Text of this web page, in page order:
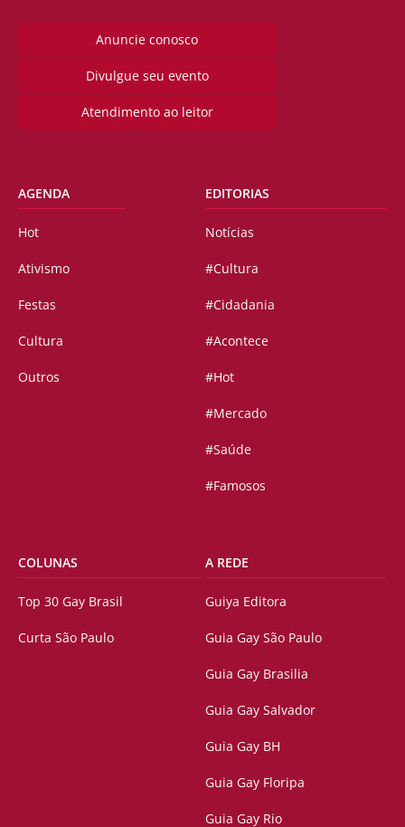
Anuncie conosco
Divulgue seu evento
Atendimento ao leitor
AGENDA
Hot
Ativismo
Festas
Cultura
Outros
EDITORIAS
Notícias
#Cultura
#Cidadania
#Acontece
#Hot
#Mercado
#Saúde
#Famosos
COLUNAS
Top 30 Gay Brasil
Curta São Paulo
A REDE
Guiya Editora
Guia Gay São Paulo
Guia Gay Brasilia
Guia Gay Salvador
Guia Gay BH
Guia Gay Floripa
Guia Gay Rio